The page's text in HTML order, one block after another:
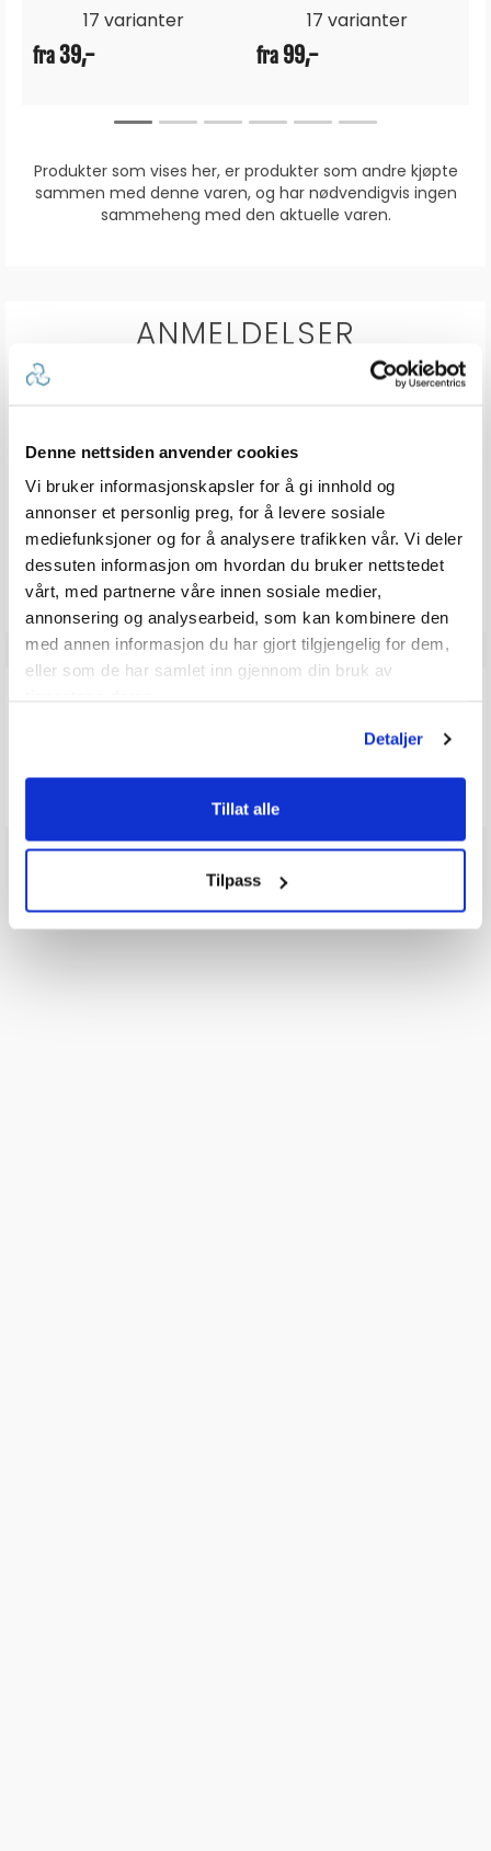
Denne nettsiden anvender cookies
Vi bruker informasjonskapsler for å gi innhold og
annonser et personlig preg, for å levere sosiale
mediefunksjoner og for å analysere trafikken vår. Vi deler
dessuten informasjon om hvordan du bruker nettstedet
vårt, med partnerne våre innen sosiale medier,
annonsering og analysearbeid, som kan kombinere den
med annen informasjon du har gjort tilgjengelig for dem,
eller som de har samlet inn gjennom din bruk av
Detaljer
Tillat alle
Tilpass
17 varianter
fra39,-
17 varianter
fra 99,-
Produkter som vises her, er produkter som andre kjøpte
sammen med denne varen, og har nødvendigvis ingen
sammeheng med den aktuelle varen.
ANMELDELSER
Karakter: 3 av 5 mulige
stemmer
Karakter: 2 av 5 mulige
stemmer
Karakter: 1 av 5 mulige
0stemmer
mulige
0 omtaler
Vær oppmerksom på at noen kunder gir en rating uten å skrive en
review, og at antallet ratings derfor vil være forskjellig fra antall
reviews.